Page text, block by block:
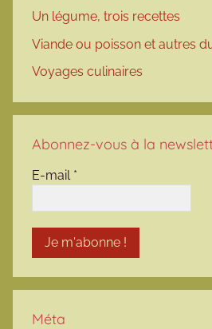
Un légume, trois recettes
Viande ou poisson et autres
Voyages culinaires
Abonnez-vous à la
E-mail *
Méta